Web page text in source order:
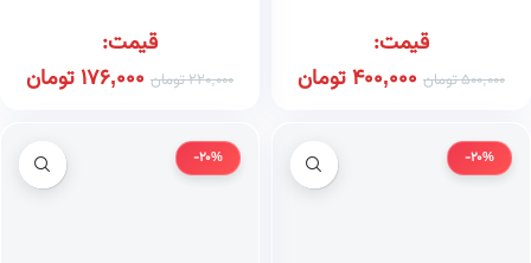
قیمت:
500,000تومان 400,000تومان
قیمت:
220,000تومان 176,000تومان
-20%
-20%